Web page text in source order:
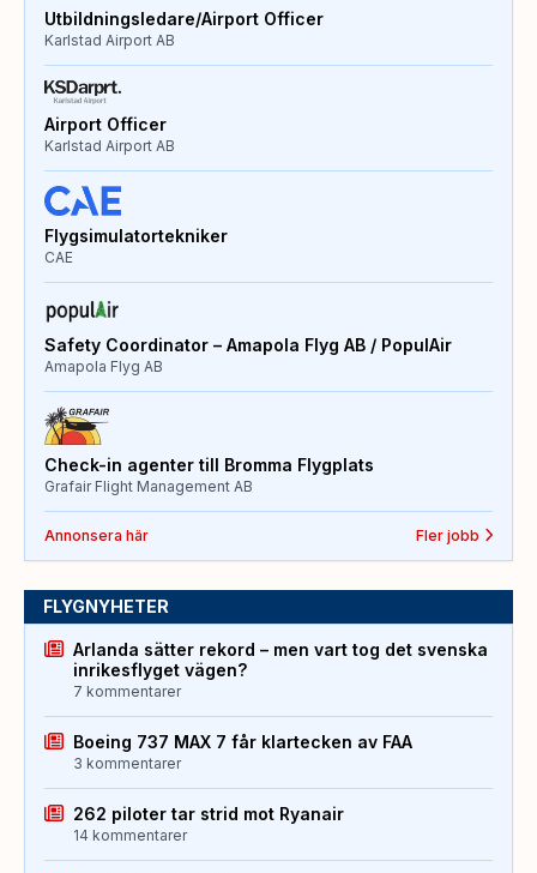
Utbildningsledare/Airport Officer
Karlstad Airport AB
Airport Officer
Karlstad Airport AB
Flygsimulatortekniker
CAE
Safety Coordinator – Amapola Flyg AB / PopulAir
Amapola Flyg AB
Check-in agenter till Bromma Flygplats
Grafair Flight Management AB
Annonsera här Fler jobb
FLYGNYHETER
Arlanda sätter rekord – men vart tog det svenska
inrikesflyget vägen?
7 kommentarer
Boeing 737 MAX 7 får klartecken av FAA
3 kommentarer
262 piloter tar strid mot Ryanair
14 kommentarer